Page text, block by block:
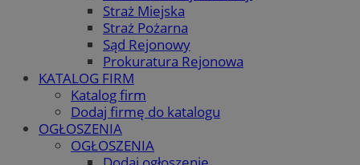
Straż Miejska
Straż Pożarna
Sąd Rejonowy
Prokuratura Rejonowa
KATALOG FIRM
Katalog firm
Dodaj firmę do katalogu
OGŁOSZENIA
OGŁOSZENIA